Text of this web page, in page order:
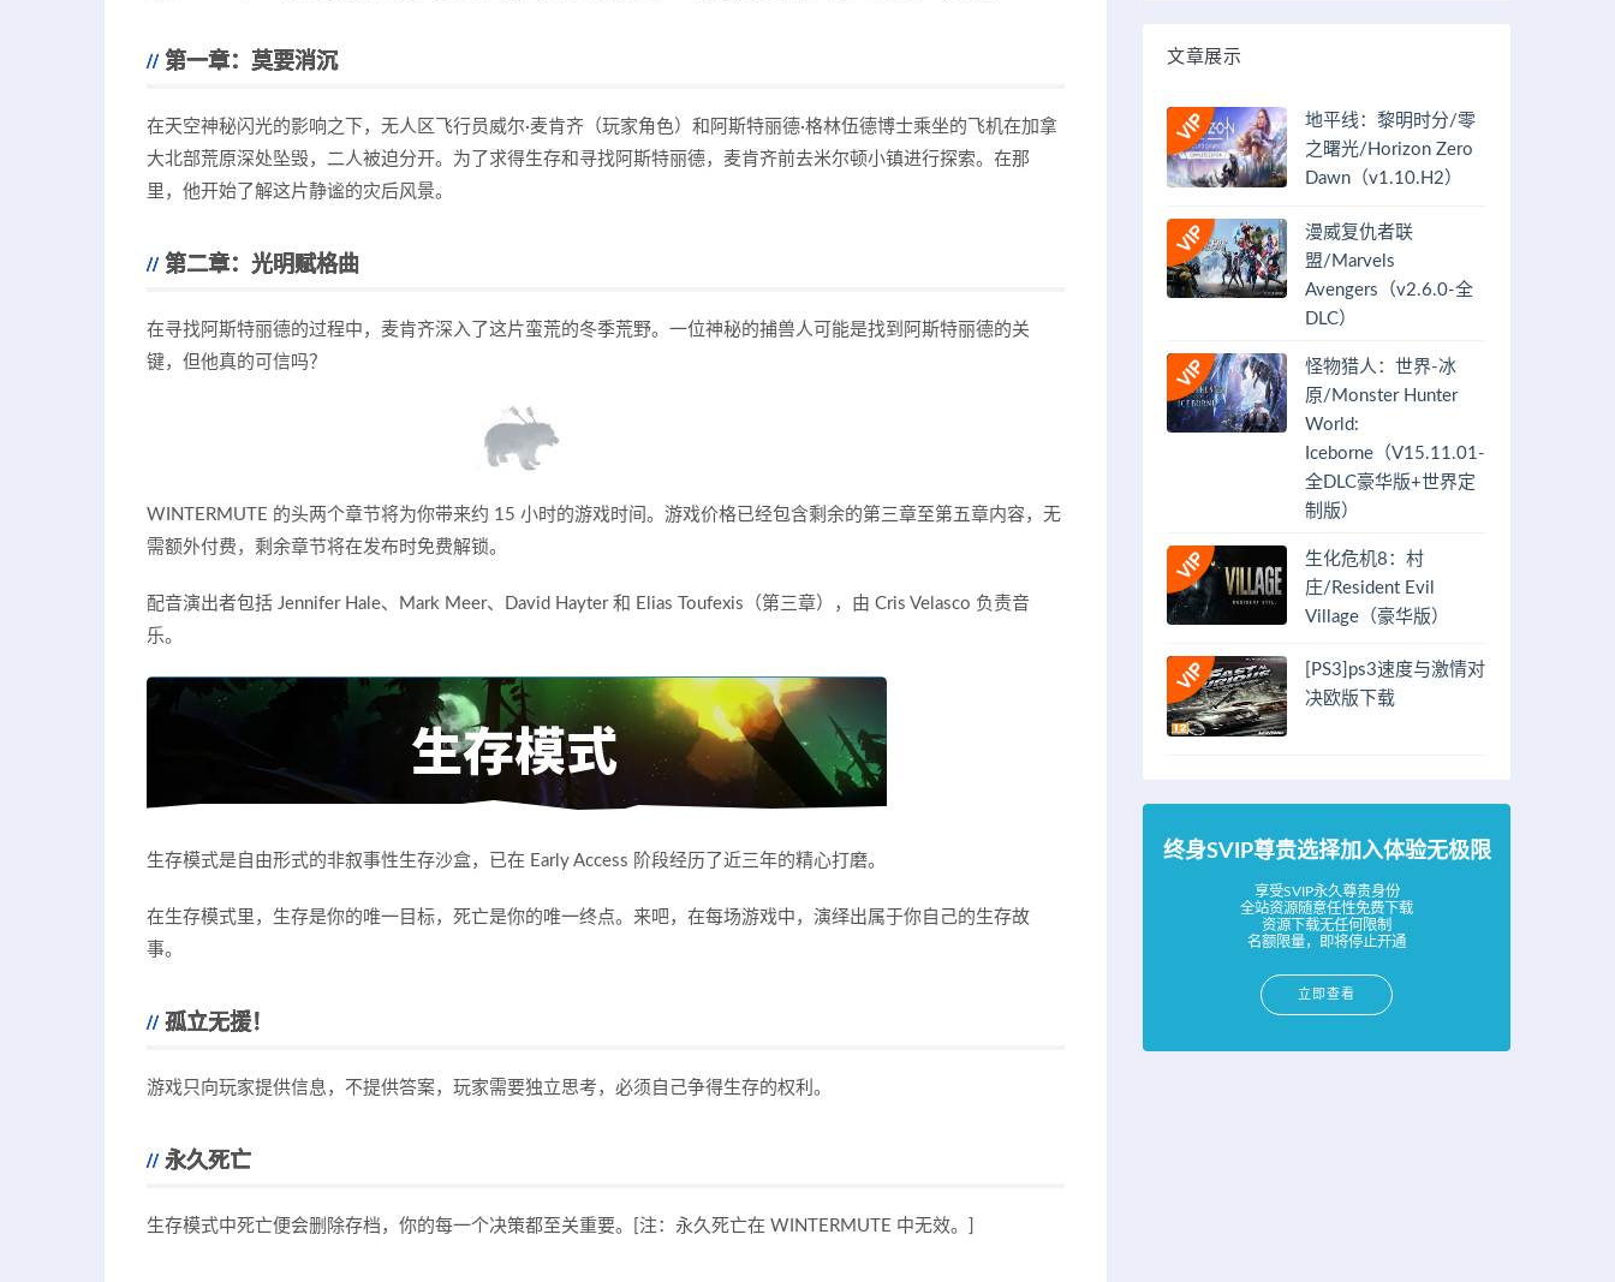
第一章：莫要消沉
在天空神秘闪光的影响之下，无人区飞行员威尔·麦肯齐（玩家角色）和阿斯特丽德·格林伍德博士乘坐的飞机在加拿
大北部荒原深处坠毁，二人被迫分开。为了求得生存和寻找阿斯特丽德，麦肯齐前去米尔顿小镇进行探索。在那
里，他开始了解这片静谧的灾后风景。
第二章：光明赋格曲
在寻找阿斯特丽德的过程中，麦肯齐深入了这片蛮荒的冬季荒野。一位神秘的捕兽人可能是找到阿斯特丽德的关
键，但他真的可信吗？
WINTERMUTE 的头两个章节将为你带来约 15 小时的游戏时间。游戏价格已经包含剩余的第三章至第五章内容，无
需额外付费，剩余章节将在发布时免费解锁。
配音演出者包括 Jennifer Hale、Mark Meer、David Hayter 和 Elias Toufexis（第三章），由 Cris Velasco 负责音
乐。
生存模式是自由形式的非叙事性生存沙盒，已在 Early Access 阶段经历了近三年的精心打磨。
在生存模式里，生存是你的唯一目标，死亡是你的唯一终点。来吧，在每场游戏中，演绎出属于你自己的生存故
事。
孤立无援！
游戏只向玩家提供信息，不提供答案，玩家需要独立思考，必须自己争得生存的权利。
永久死亡
生存模式中死亡便会删除存档，你的每一个决策都至关重要。[注：永久死亡在 WINTERMUTE 中无效。]
文章展示
地平线：黎明时分/零
之曙光/Horizon Zero
Dawn（v1.10.H2）
漫威复仇者联
盟/Marvels
Avengers（v2.6.0-全
DLC）
怪物猎人：世界-冰
原/Monster Hunter
World:
Iceborne（V15.11.01-
全DLC豪华版+世界定
制版）
生化危机8：村
庄/Resident Evil
Village（豪华版）
[PS3]ps3速度与激情对
决欧版下载
终身SVIP尊贵选择加入体验无极限
享受SVIP永久尊贵身份
全站资源随意任性免费下载
资源下载无任何限制
名额限量，即将停止开通
立即查看